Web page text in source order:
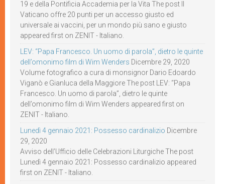
19 e della Pontificia Accademia per la Vita The post Il
Vaticano offre 20 punti per un accesso giusto ed
universale ai vaccini, per un mondo più sano e giusto
appeared first on ZENIT - Italiano.
LEV: “Papa Francesco. Un uomo di parola”, dietro le quinte
dell’omonimo film di Wim Wenders Dicembre 29, 2020
Volume fotografico a cura di monsignor Dario Edoardo
Viganò e Gianluca della Maggiore The post LEV: “Papa
Francesco. Un uomo di parola”, dietro le quinte
dell’omonimo film di Wim Wenders appeared first on
ZENIT - Italiano.
Lunedì 4 gennaio 2021: Possesso cardinalizio Dicembre
29, 2020
Avviso dell’Ufficio delle Celebrazioni Liturgiche The post
Lunedì 4 gennaio 2021: Possesso cardinalizio appeared
first on ZENIT - Italiano.